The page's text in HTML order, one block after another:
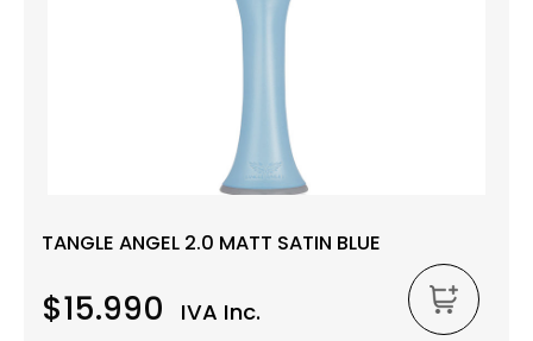
TANGLE ANGEL 2.0 MATT SATIN BLUE
$15.990 IVA Inc.